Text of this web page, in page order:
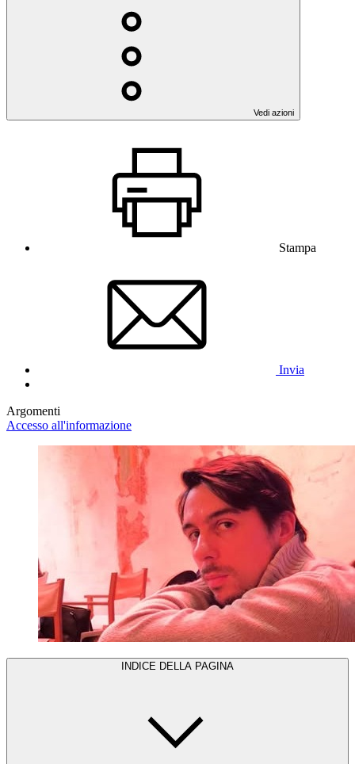
Vedi azioni
Stampa
Invia
Argomenti
Accesso all'informazione
INDICE DELLA PAGINA